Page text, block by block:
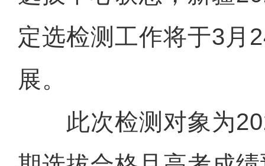
定选检测工作将于3月
展。
此次检测对象为